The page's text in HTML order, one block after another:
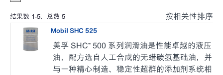
结果数 1-5，总数 5 按相关性排序
Mobil SHC 525
美孚 SHC™ 500 系列润滑油是性能卓越的液压
油，配方选自人工合成的无蜡碳氢基础油，并
与一种精心制造、稳定性超群的添加剂系统相